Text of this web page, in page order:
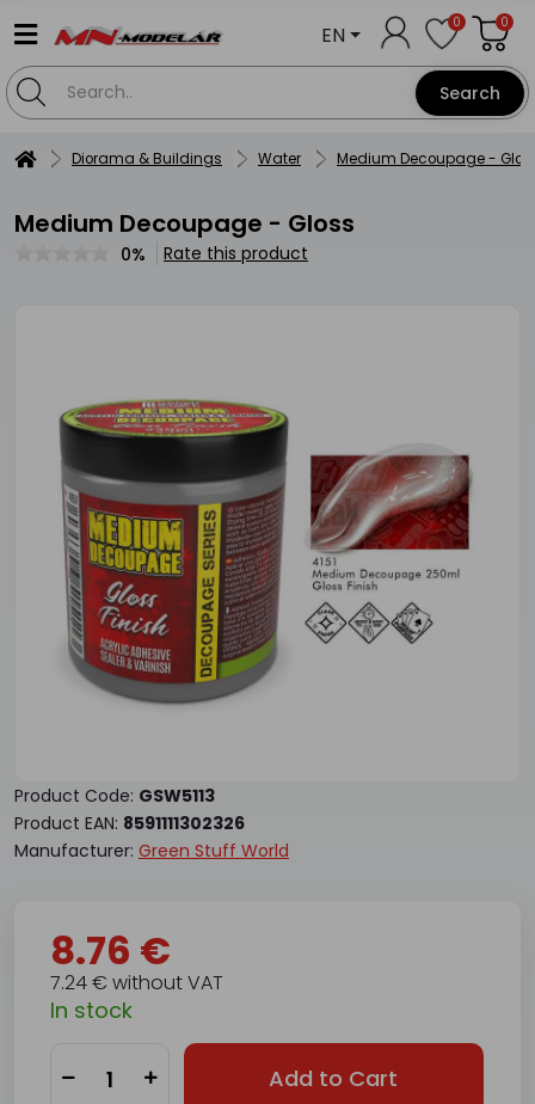
Search
EN 0 0
Diorama & Buildings Water Medium Decoupage -
Medium Decoupage - Gloss
0% Rate this product
Product Code: GSW5113
Product EAN: 8591111302326
Manufacturer: Green Stuff World
8.76 €
7.24 € without VAT
In stock
Add to Cart